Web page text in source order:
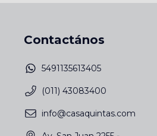
Contactános
5491135613405
(011) 43083400
info@casaquintas.com